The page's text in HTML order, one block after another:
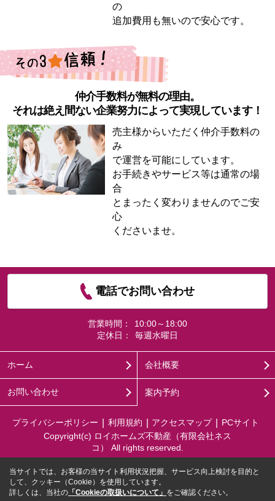
の
追加費用も無いので安心です。
仲介手数料が無料の理由。
それは絶え間ない企業努力によって実現しています！
売主様からいただく仲介手数料の
み
で運営を可能にしています。
お手続きやサービス等は通常の場
合
とまったく変わりませんのでご安
心
くださいませ。
電話でお問い合わせ
営業時間：
10:00～18:00
定休日：
毎週水曜日
ホーム 会社概要
お問い合わせ 案内予約
プライバシーポリシー 利用規約 アクセスマップ
PCサイト
Copyright(c) ロイホームズ不動産（有限会社ネス
コ） All rights reserved.
当サイトでは、お客様の当サイト利用状況把握、サービス向上検討を目的と
して、クッキー（Cookie）を使用しています。
詳しくは、当社の 「Cookieの取扱いについて」 をご確認ください。